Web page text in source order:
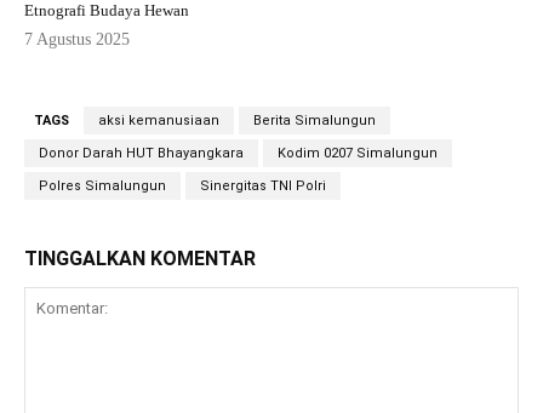
Etnografi Budaya Hewan
7 Agustus 2025
TAGS aksi kemanusiaan Berita Simalungun
Donor Darah HUT Bhayangkara Kodim 0207 Simalungun
Polres Simalungun Sinergitas TNI Polri
TINGGALKAN KOMENTAR